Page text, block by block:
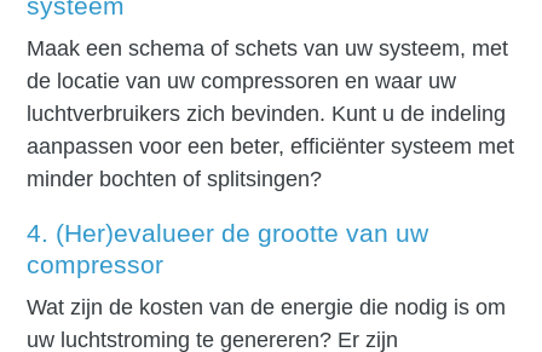
systeem
Maak een schema of schets van uw systeem, met
de locatie van uw compressoren en waar uw
luchtverbruikers zich bevinden. Kunt u de indeling
aanpassen voor een beter, efficiënter systeem met
minder bochten of splitsingen?
4. (Her)evalueer de grootte van uw
compressor
Wat zijn de kosten van de energie die nodig is om
uw luchtstroming te genereren? Er zijn